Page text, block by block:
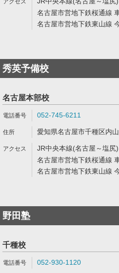
名古屋市営地下鉄桜通線
名古屋市営地下鉄東山線
秀英予備校
名古屋本部校
052-745-6211
愛知県名古屋市千種区内
JR中央本線(名古屋～塩尻
名古屋市営地下鉄桜通線
名古屋市営地下鉄東山線
野田塾
千種校
052-930-1120